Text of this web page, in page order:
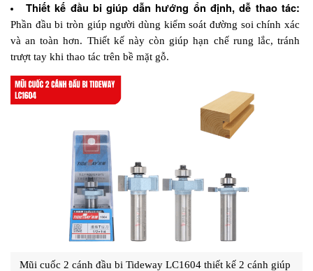
Thiết kế đầu bi giúp dẫn hướng ổn định, dễ thao tác:
Phần đầu bi tròn giúp người dùng kiểm soát đường soi chính xác
và an toàn hơn. Thiết kế này còn giúp hạn chế rung lắc, tránh
trượt tay khi thao tác trên bề mặt gỗ.
Mũi cuốc 2 cánh đầu bi Tideway LC1604 thiết kế 2 cánh giúp